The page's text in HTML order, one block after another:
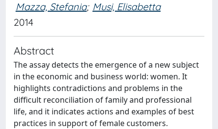
Mazza, Stefania; Musi, Elisabetta
2014
Abstract
The assay detects the emergence of a new subject
in the economic and business world: women. It
highlights contradictions and problems in the
difficult reconciliation of family and professional
life, and it indicates actions and examples of best
practices in support of female customers.